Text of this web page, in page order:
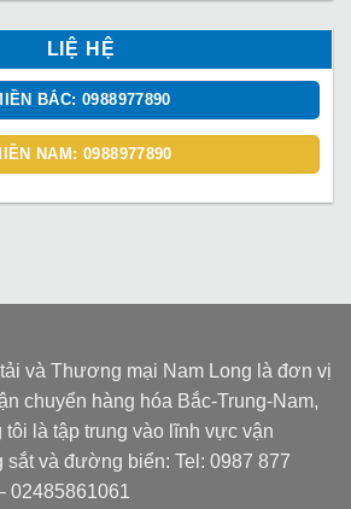
LIỆ HỆ
BẮC: 0988977890
NAM: 0988977890
và Thương mại Nam Long là đơn vị
chuyển hàng hóa Bắc-Trung-Nam,
tôi là tập trung vào lĩnh vực vận
và đường biển: Tel: 0987 877
02485861061